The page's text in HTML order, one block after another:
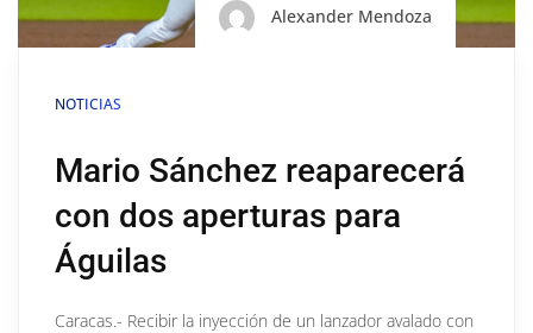
Alexander Mendoza
NOTICIAS
Mario Sánchez reaparecerá
con dos aperturas para
Águilas
Caracas.- Recibir la inyección de un lanzador avalado con